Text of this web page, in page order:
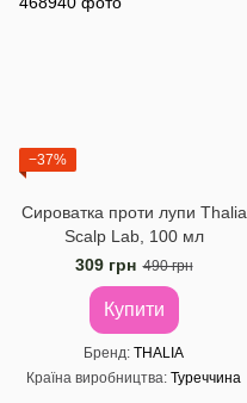
−37%
Сироватка проти лупи Thalia
Scalp Lab, 100 мл
309 грн 490 грн
Купити
Бренд THALIA
Країна виробництва Туреччина